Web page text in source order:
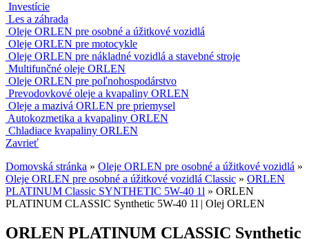
Investície
Les a záhrada
Oleje ORLEN pre osobné a úžitkové vozidlá
Oleje ORLEN pre motocykle
Oleje ORLEN pre nákladné vozidlá a stavebné stroje
Multifunčné oleje ORLEN
Oleje ORLEN pre poľnohospodárstvo
Prevodovkové oleje a kvapaliny ORLEN
Oleje a mazivá ORLEN pre priemysel
Autokozmetika a kvapaliny ORLEN
Chladiace kvapaliny ORLEN
Zavrieť
Domovská stránka » Oleje ORLEN pre osobné a úžitkové vozidlá »
Oleje ORLEN pre osobné a úžitkové vozidlá Classic » ORLEN
PLATINUM Classic SYNTHETIC 5W-40 1l » ORLEN
PLATINUM CLASSIC Synthetic 5W-40 1l | Olej ORLEN
ORLEN PLATINUM CLASSIC Synthetic